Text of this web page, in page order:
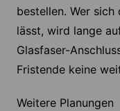
bestellen. Wer
lässt, wird lange
Glasfaser-
Fristende keine
Weitere Planungen